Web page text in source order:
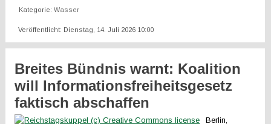
Kategorie:Wasser
Veröffentlicht: Dienstag, 14. Juli 2026 10:00
Breites Bündnis warnt: Koalition
will Informationsfreiheitsgesetz
faktisch abschaffen
Berlin,